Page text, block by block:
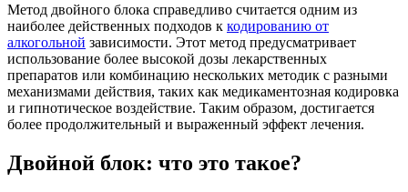
Метод двойного блока справедливо считается одним из
наиболее действенных подходов к кодированию от
алкогольной зависимости. Этот метод предусматривает
использование более высокой дозы лекарственных
препаратов или комбинацию нескольких методик с разными
механизмами действия, таких как медикаментозная кодировка
и гипнотическое воздействие. Таким образом, достигается
более продолжительный и выраженный эффект лечения.
Двойной блок: что это такое?